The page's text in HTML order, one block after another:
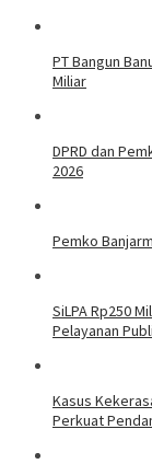
PT Bangun
Miliar
DPRD dan
2026
Pemko
SiLPA Rp250
Pelayanan
Kasus
Perkuat